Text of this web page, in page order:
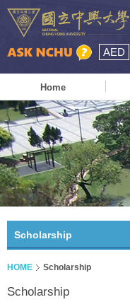
AED
Home
Scholarship
HOME Scholarship
Scholarship